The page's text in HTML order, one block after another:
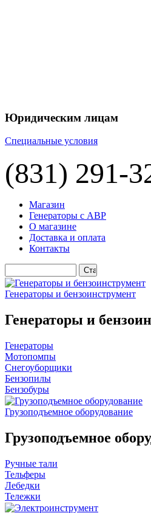
Юридическим лицам
Специальные условия
(831) 291-
Магазин
Генераторы с АВР
О магазине
Доставка и оплата
Контакты
Генераторы и бензоинструмент
Генераторы и
Генераторы
Мотопомпы
Снегоуборщики
Бензопилы
Бензобуры
Грузоподъемное оборудование
Грузоподъемное
Ручные тали
Тельферы
Лебедки
Тележки